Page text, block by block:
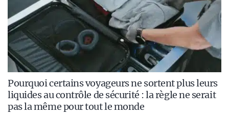
Pourquoi certains voyageurs ne sortent plus leurs
liquides au contrôle de sécurité : la règle ne serait
pas la même pour tout le monde